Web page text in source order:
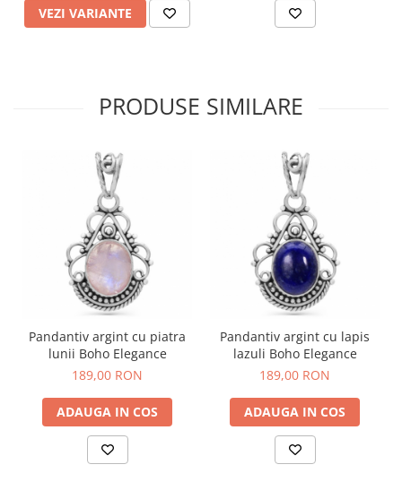
VEZI VARIANTE
PRODUSE SIMILARE
Pandantiv argint cu piatra
lunii Boho Elegance
189,00 RON
ADAUGA IN COS
Pandantiv argint cu lapis
lazuli Boho Elegance
189,00 RON
ADAUGA IN COS